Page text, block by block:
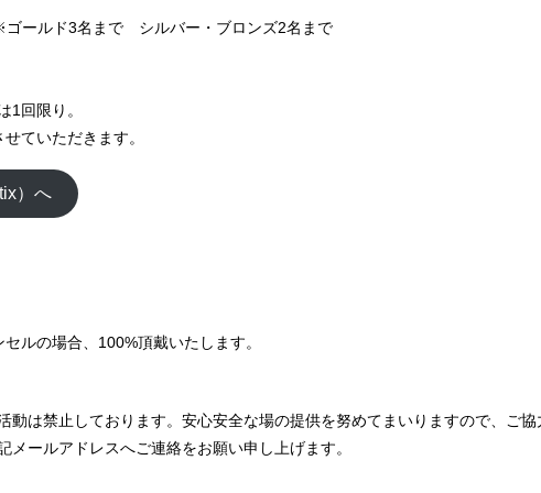
ールド3名まで シルバー・ブロンズ2名まで
1回限り。
ていただきます。
）へ
ルの場合、100%頂戴いたします。
動は禁止しております。安心安全な場の提供を努めてまいりますので、ご協
メールアドレスへご連絡をお願い申し上げます。